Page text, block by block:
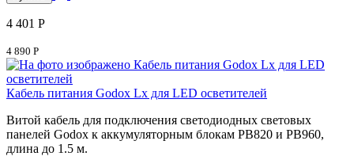
4 401 Р
4 890 Р
Кабель питания Godox Lx для LED осветителей
Витой кабель для подключения светодиодных световых
панелей Godox к аккумуляторным блокам PB820 и PB960,
длина до 1.5 м.